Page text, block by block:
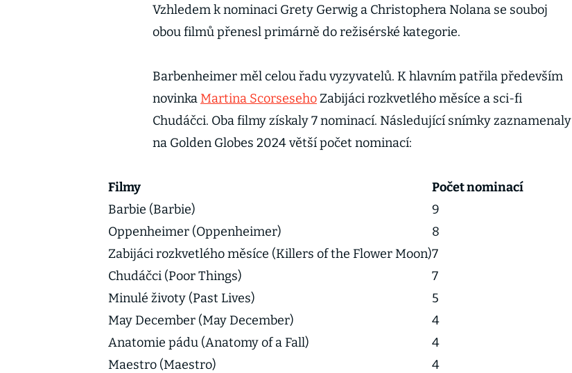
Vzhledem k nominaci Grety Gerwig a Christophera Nolana se souboj
obou filmů přenesl primárně do režisérské kategorie.
Barbenheimer měl celou řadu vyzyvatelů. K hlavním patřila především
novinka Martina ScorsesehoZabijáci rozkvetlého měsíce a sci-fi
Chudáčci. Oba filmy získaly 7 nominací. Následující snímky zaznamenaly
na Golden Globes 2024 větší počet nominací:
Filmy
Počet nominací
Barbie (Barbie)
9
Oppenheimer (Oppenheimer)
8
Zabijáci rozkvetlého měsíce (Killers of the Flower Moon)7
Chudáčci (Poor Things)
7
Minulé životy (Past Lives)
5
May December (May December)
4
Anatomie pádu (Anatomy of a Fall)
4
Maestro (Maestro)
4